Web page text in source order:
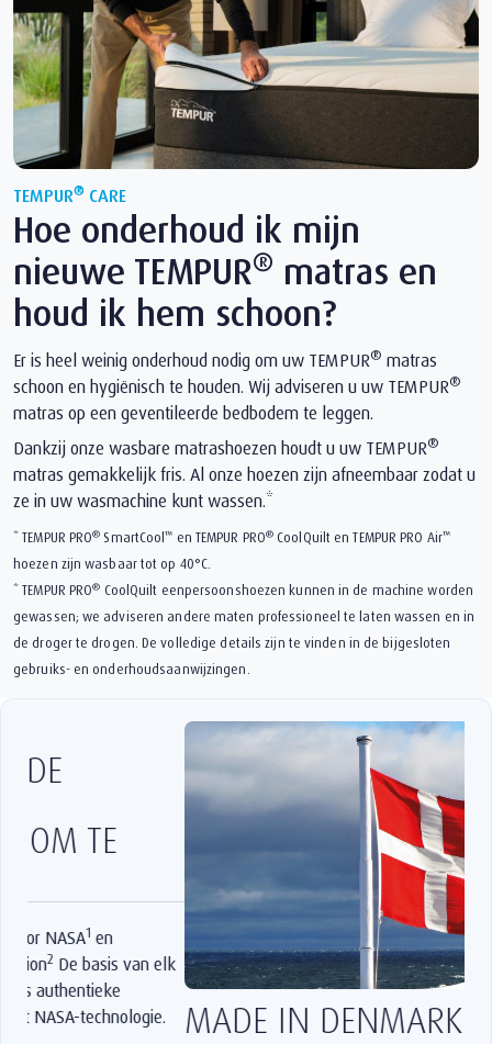
TEMPUR® CARE
Hoe onderhoud ik mijn
nieuwe TEMPUR® matras en
houd ik hem schoon?
Er is heel weinig onderhoud nodig om uw TEMPUR® matras
schoon en hygiënisch te houden. Wij adviseren u uw TEMPUR®
matras op een geventileerde bedbodem te leggen.
Dankzij onze wasbare matrashoezen houdt u uw TEMPUR®
matras gemakkelijk fris. Al onze hoezen zijn afneembaar zodat u
ze in uw wasmachine kunt wassen.*
* TEMPUR PRO® SmartCool™ en TEMPUR PRO®️ CoolQuilt en TEMPUR PRO Air™
hoezen zijn wasbaar tot op 40°C.
* TEMPUR PRO® ️ CoolQuilt eenpersoonshoezen kunnen in de machine worden
gewassen; we adviseren andere maten professioneel te laten wassen en in
de droger te drogen. De volledige details zijn te vinden in de bijgesloten
gebruiks- en onderhoudsaanwijzingen.
MADE IN DENMARK